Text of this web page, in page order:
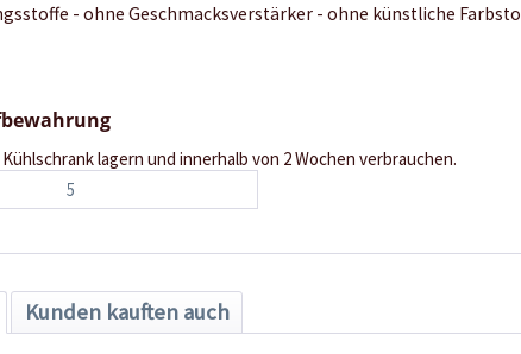
- ohne Geschmacksverstärker - ohne künstliche
lagern und innerhalb von 2 Wochen verbrauchen.
5
Kunden kauften auch